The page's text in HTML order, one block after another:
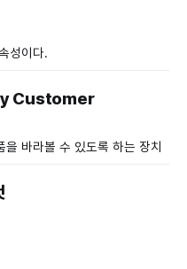
성이다.
Customer
바라볼 수 있도록 하는 장치